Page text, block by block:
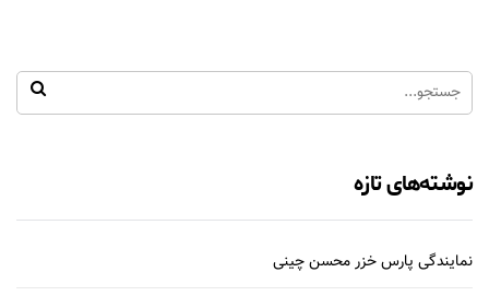
نوشته‌های تازه
نمایندگی پارس خزر محسن چینی